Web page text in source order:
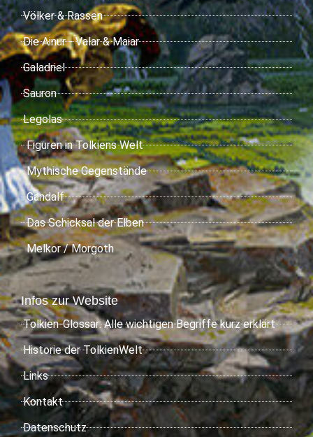
Völker & Rassen
Die Ainur - Valar & Maiar
Galadriel
Sauron
Legolas
Figuren in Tolkiens Welt
Mythische Gegenstände
Gandalf
Das Schicksal der Elben
Melkor / Morgoth
Infos zur Website
Tolkien-Glossar: Alle wichtigen Begriffe kurz erklärt
Historie der TolkienWelt
Links
Kontakt
Datenschutz